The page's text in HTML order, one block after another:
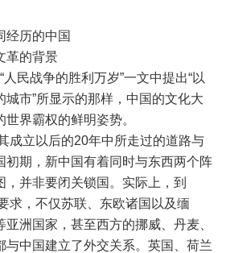
同经历的中国
革的背景
民战争的胜利万岁”一文中提出“以
市”所显示的那样，中国的文化大
世界霸权的鲜明姿势。
立以后的20年中所走过的道路与
初期，新中国有着同时与东西两个阵
并非要闭关锁国。实际上，到
求，不仅苏联、东欧诸国以及缅
洲国家，甚至西方的挪威、丹麦、
与中国建立了外交关系。英国、荷兰